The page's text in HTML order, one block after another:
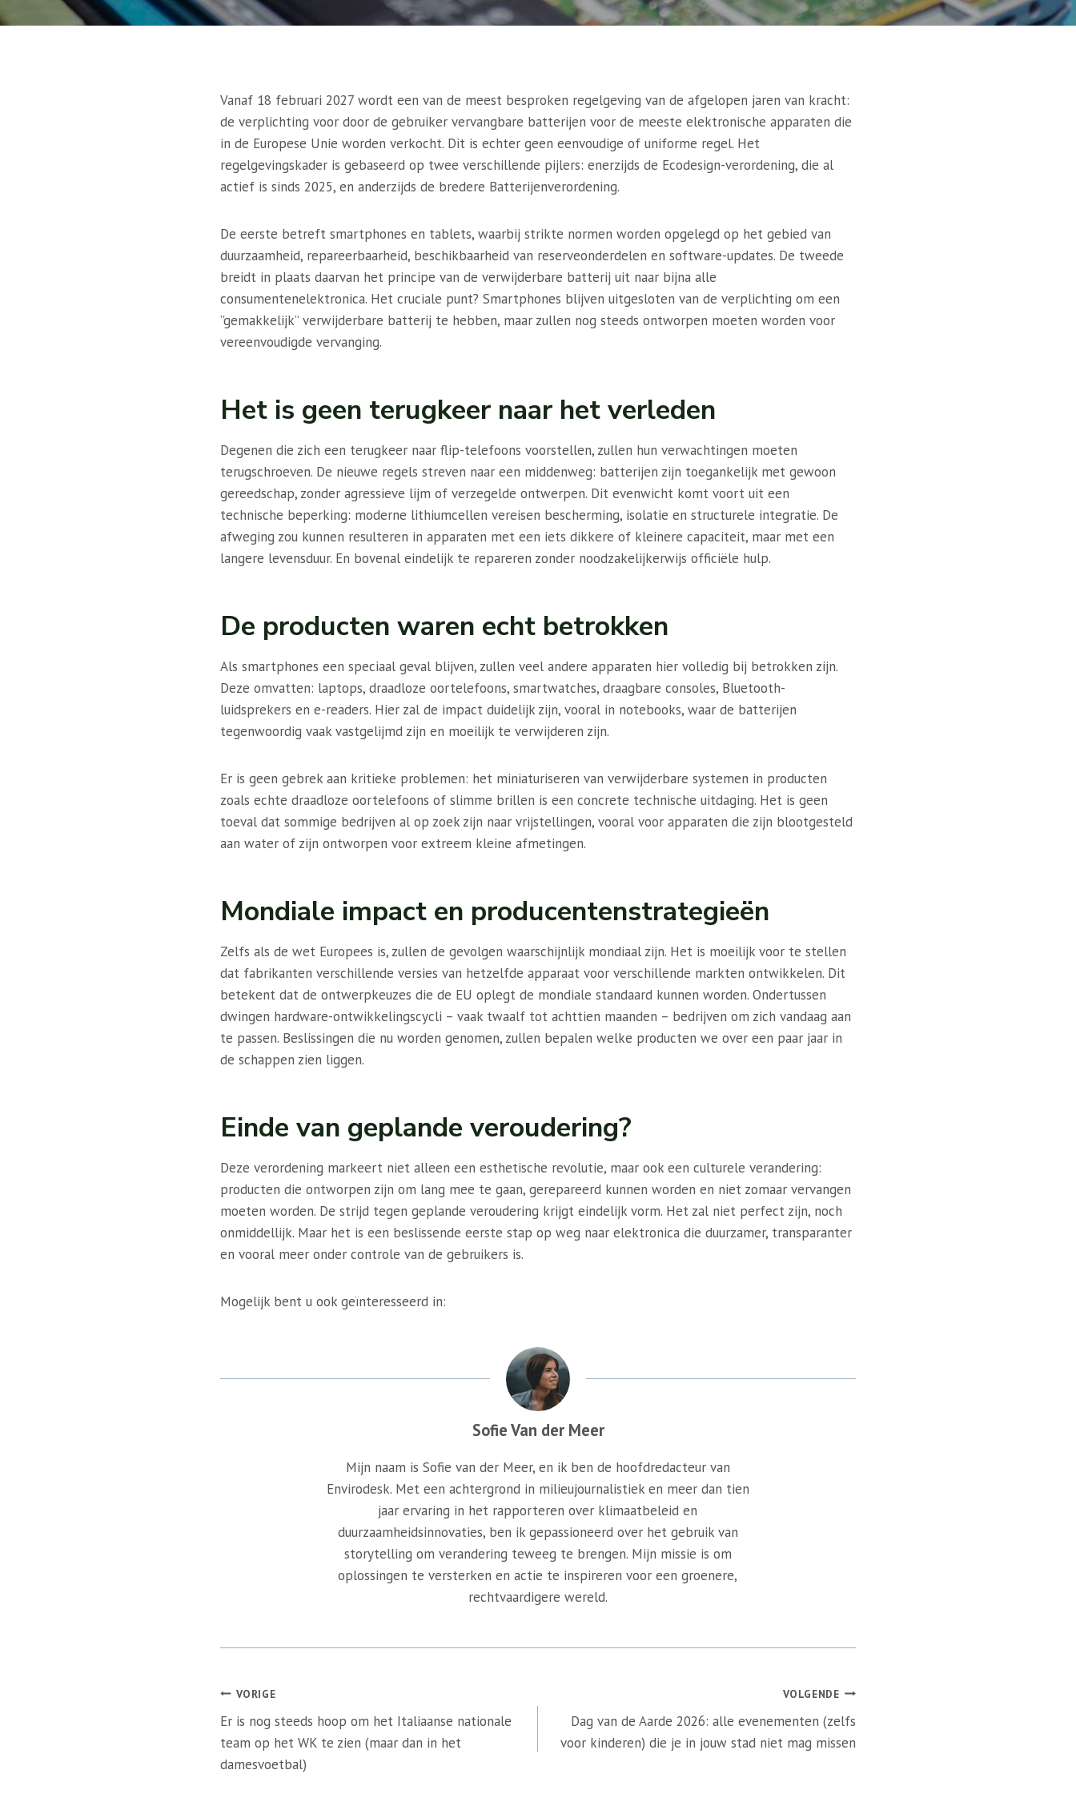
Vanaf 18 februari 2027 wordt een van de meest besproken regelgeving van de afgelopen jaren van kracht:
de verplichting voor door de gebruiker vervangbare batterijen voor de meeste elektronische apparaten die
in de Europese Unie worden verkocht. Dit is echter geen eenvoudige of uniforme regel. Het
regelgevingskader is gebaseerd op twee verschillende pijlers: enerzijds de Ecodesign-verordening, die al
actief is sinds 2025, en anderzijds de bredere Batterijenverordening.
De eerste betreft smartphones en tablets, waarbij strikte normen worden opgelegd op het gebied van
duurzaamheid, repareerbaarheid, beschikbaarheid van reserveonderdelen en software-updates. De tweede
breidt in plaats daarvan het principe van de verwijderbare batterij uit naar bijna alle
consumentenelektronica. Het cruciale punt? Smartphones blijven uitgesloten van de verplichting om een ​​
”gemakkelijk” verwijderbare batterij te hebben, maar zullen nog steeds ontworpen moeten worden voor
vereenvoudigde vervanging.
Het is geen terugkeer naar het verleden
Degenen die zich een terugkeer naar flip-telefoons voorstellen, zullen hun verwachtingen moeten
terugschroeven. De nieuwe regels streven naar een middenweg: batterijen zijn toegankelijk met gewoon
gereedschap, zonder agressieve lijm of verzegelde ontwerpen. Dit evenwicht komt voort uit een
technische beperking: moderne lithiumcellen vereisen bescherming, isolatie en structurele integratie. De
afweging zou kunnen resulteren in apparaten met een iets dikkere of kleinere capaciteit, maar met een
langere levensduur. En bovenal eindelijk te repareren zonder noodzakelijkerwijs officiële hulp.
De producten waren echt betrokken
Als smartphones een speciaal geval blijven, zullen veel andere apparaten hier volledig bij betrokken zijn.
Deze omvatten: laptops, draadloze oortelefoons, smartwatches, draagbare consoles, Bluetooth-
luidsprekers en e-readers. Hier zal de impact duidelijk zijn, vooral in notebooks, waar de batterijen
tegenwoordig vaak vastgelijmd zijn en moeilijk te verwijderen zijn.
Er is geen gebrek aan kritieke problemen: het miniaturiseren van verwijderbare systemen in producten
zoals echte draadloze oortelefoons of slimme brillen is een concrete technische uitdaging. Het is geen
toeval dat sommige bedrijven al op zoek zijn naar vrijstellingen, vooral voor apparaten die zijn blootgesteld
aan water of zijn ontworpen voor extreem kleine afmetingen.
Mondiale impact en producentenstrategieën
Zelfs als de wet Europees is, zullen de gevolgen waarschijnlijk mondiaal zijn. Het is moeilijk voor te stellen
dat fabrikanten verschillende versies van hetzelfde apparaat voor verschillende markten ontwikkelen. Dit
betekent dat de ontwerpkeuzes die de EU oplegt de mondiale standaard kunnen worden. Ondertussen
dwingen hardware-ontwikkelingscycli – vaak twaalf tot achttien maanden – bedrijven om zich vandaag aan
te passen. Beslissingen die nu worden genomen, zullen bepalen welke producten we over een paar jaar in
de schappen zien liggen.
Einde van geplande veroudering?
Deze verordening markeert niet alleen een esthetische revolutie, maar ook een culturele verandering:
producten die ontworpen zijn om lang mee te gaan, gerepareerd kunnen worden en niet zomaar vervangen
moeten worden. De strijd tegen geplande veroudering krijgt eindelijk vorm. Het zal niet perfect zijn, noch
onmiddellijk. Maar het is een beslissende eerste stap op weg naar elektronica die duurzamer, transparanter
en vooral meer onder controle van de gebruikers is.
Mogelijk bent u ook geïnteresseerd in:
Sofie Van der Meer
Mijn naam is Sofie van der Meer, en ik ben de hoofdredacteur van
Envirodesk. Met een achtergrond in milieujournalistiek en meer dan tien
jaar ervaring in het rapporteren over klimaatbeleid en
duurzaamheidsinnovaties, ben ik gepassioneerd over het gebruik van
storytelling om verandering teweeg te brengen. Mijn missie is om
oplossingen te versterken en actie te inspireren voor een groenere,
rechtvaardigere wereld.
Bericht
navigatie
VORIGE
Er is nog steeds hoop om het Italiaanse nationale
team op het WK te zien (maar dan in het
damesvoetbal)
VOLGENDE
Dag van de Aarde 2026: alle evenementen (zelfs
voor kinderen) die je in jouw stad niet mag missen